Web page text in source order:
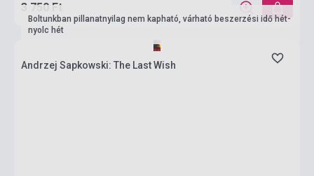
3 750 Ft
Boltunkban pillanatnyilag nem kapható, várható beszerzési idő hét-
nyolc hét
Andrzej Sapkowski: The Last Wish